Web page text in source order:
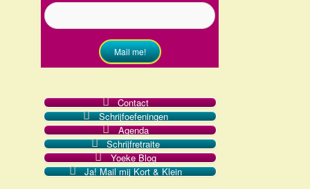
Mail me!
Contact
Schrijfoefeningen
Agenda
Schrijfretraite
Yoeke Blog
Ja! Mail mij Kort & Klein